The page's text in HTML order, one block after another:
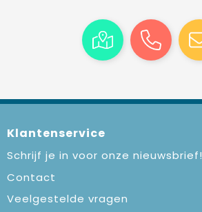
Klantenservice
Schrijf je in voor onze nieuwsbrief!
Contact
Veelgestelde vragen